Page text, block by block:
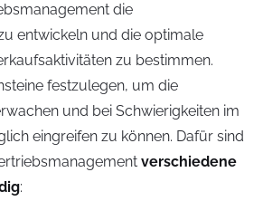
die
entwickeln und die optimale
zu bestimmen.
festzulegen, um die
und bei Schwierigkeiten im
eingreifen zu können. Dafür sind
verschiedene
: